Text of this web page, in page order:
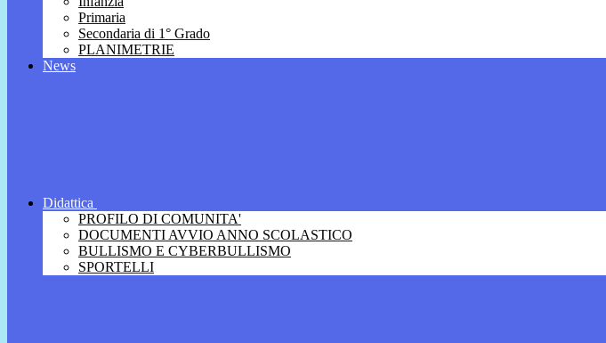
Primaria
Secondaria di 1° Grado
PLANIMETRIE
News
Didattica
PROFILO DI COMUNITA'
DOCUMENTI AVVIO ANNO SCOLASTICO
BULLISMO E CYBERBULLISMO
SPORTELLI